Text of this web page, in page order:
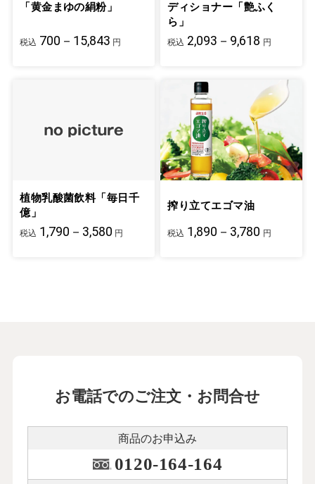
「黄金まゆの絹粉」
税込 700－15,843 円
ディショナー「艶ふく
ら」
税込 2,093－9,618 円
植物乳酸菌飲料「毎日千
億」
税込 1,790－3,580 円
搾り立てエゴマ油
税込 1,890－3,780 円
お電話でのご注文・お問合せ
商品のお申込み
0120-164-164